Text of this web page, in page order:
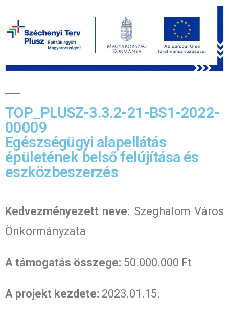
TOP_PLUSZ-3.3.2-21-BS1-2022-
00009
Egészségügyi alapellátás
épületének belső felújítása és
eszközbeszerzés
Kedvezményezett neve: Szeghalom Város
Önkormányzata
A támogatás összege: 50.000.000 Ft
A projekt kezdete: 2023.01.15.